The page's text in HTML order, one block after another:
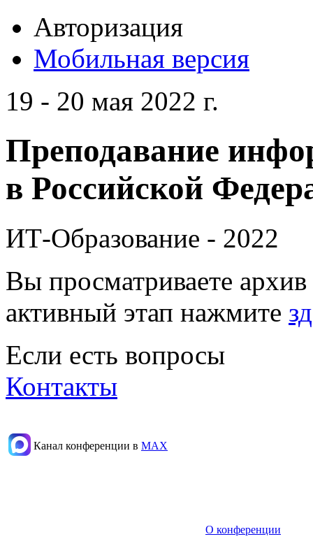
Авторизация
Мобильная версия
19 - 20 мая 2022 г.
Преподавание
в Российской
ИТ-Образование - 2022
Вы просматриваете
активный этап нажмите
Если есть вопросы
Контакты
Канал конференции в МАХ
О конференции